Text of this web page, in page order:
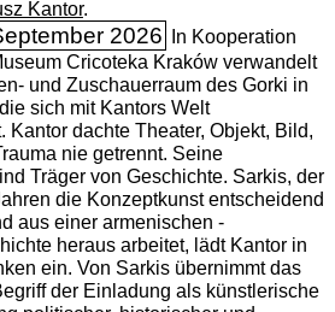
Kantor.
2026
In Kooperation
Cricoteka Kraków verwandelt
und Zuschauerraum des Gorki in
sich mit Kantors Welt
Kantor dachte Theater, Objekt, Bild,
nie getrennt. Seine
Träger von Geschichte. Sarkis, der
die Konzeptkunst entscheidend
aus einer armenischen
heraus arbeitet, lädt Kantor in
ein. Von Sarkis übernimmt das
der Einladung als künstlerische